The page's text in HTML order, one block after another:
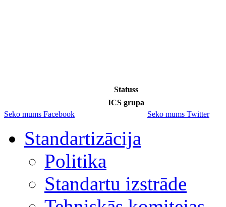
Statuss
ICS grupa
Seko mums Facebook
Seko mums Twitter
Standartizācija
Politika
Standartu izstrāde